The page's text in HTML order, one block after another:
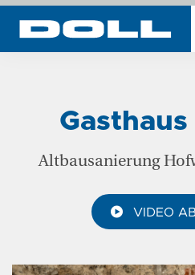
WIR PLANEN
Altbausanierung
VIDEO